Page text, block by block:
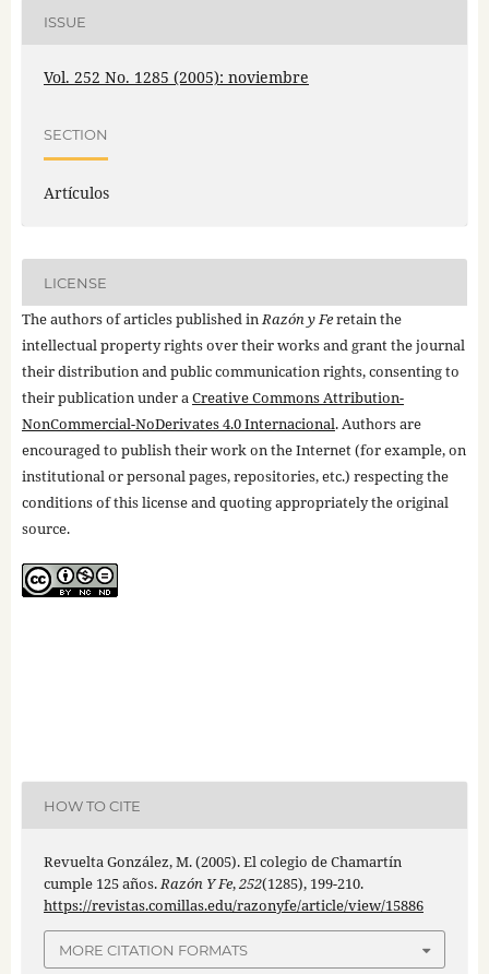
ISSUE
Vol. 252 No. 1285 (2005): noviembre
SECTION
Artículos
LICENSE
The authors of articles published inRazón y Feretain the
intellectual property rights over their works and grant the journal
their distribution and public communication rights, consenting to
their publication under aCreative Commons Attribution-
NonCommercial-NoDerivates 4.0 Internacional. Authors are
encouraged to publish their work on the Internet (for example, on
institutional or personal pages, repositories, etc.) respecting the
conditions of this license and quoting appropriately the original
source.
HOW TO CITE
Revuelta González, M. (2005). El colegio de Chamartín
cumple 125 años.Razón Y Fe,252(1285), 199-210.
https://revistas.comillas.edu/razonyfe/article/view/15886
MORE CITATION FORMATS